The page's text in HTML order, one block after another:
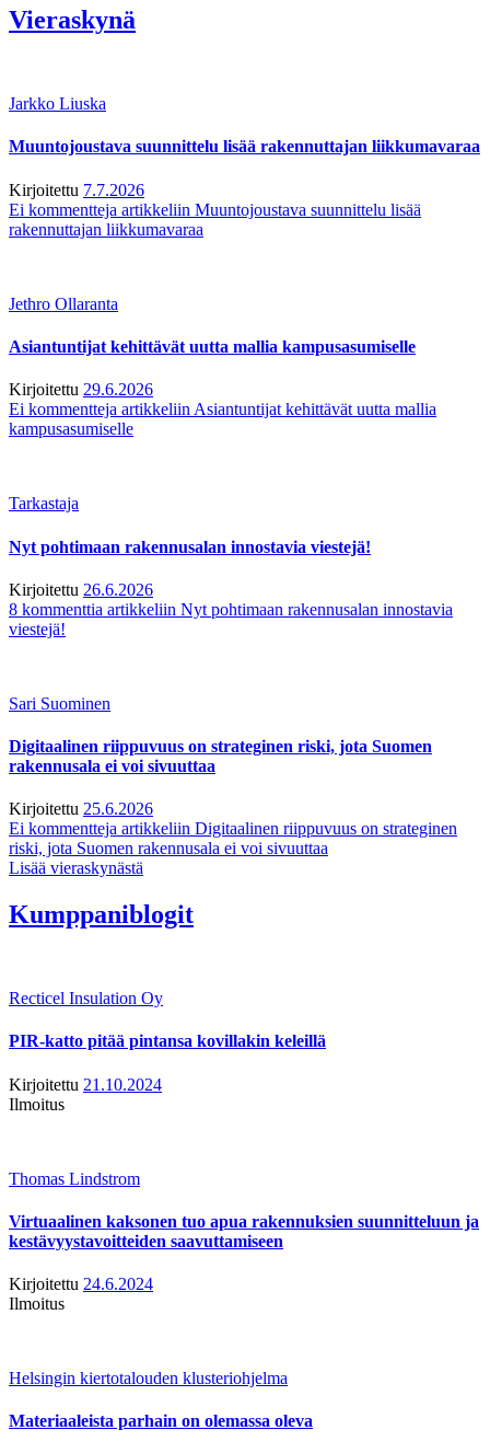
Vieraskynä
Jarkko Liuska
Muuntojoustava suunnittelu lisää rakennuttajan liikkumavaraa
Kirjoitettu 7.7.2026
Ei kommentteja artikkeliin Muuntojoustava suunnittelu lisää
rakennuttajan liikkumavaraa
Jethro Ollaranta
Asiantuntijat kehittävät uutta mallia kampusasumiselle
Kirjoitettu 29.6.2026
Ei kommentteja artikkeliin Asiantuntijat kehittävät uutta mallia
kampusasumiselle
Tarkastaja
Nyt pohtimaan rakennusalan innostavia viestejä!
Kirjoitettu 26.6.2026
8 kommenttia artikkeliin Nyt pohtimaan rakennusalan innostavia
viestejä!
Sari Suominen
Digitaalinen riippuvuus on strateginen riski, jota Suomen
rakennusala ei voi sivuuttaa
Kirjoitettu 25.6.2026
Ei kommentteja artikkeliin Digitaalinen riippuvuus on strateginen
riski, jota Suomen rakennusala ei voi sivuuttaa
Lisää vieraskynästä
Kumppaniblogit
Recticel Insulation Oy
PIR-katto pitää pintansa kovillakin keleillä
Kirjoitettu 21.10.2024
Ilmoitus
Thomas Lindstrom
Virtuaalinen kaksonen tuo apua rakennuksien suunnitteluun ja
kestävyystavoitteiden saavuttamiseen
Kirjoitettu 24.6.2024
Ilmoitus
Helsingin kiertotalouden klusteriohjelma
Materiaaleista parhain on olemassa oleva